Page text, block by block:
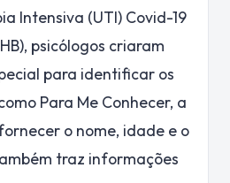
Intensiva (UTI) Covid-19
psicólogos criaram
para identificar os
Para Me Conhecer, a
o nome, idade e o
traz informações